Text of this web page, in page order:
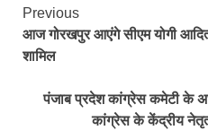
Continue
Reading
Previous
आज गोरखपुर आएंगे सीएम योगी
शामिल
पंजाब प्रदेश कांग्रेस कमेटी के
कांग्रेस के केंद्रीय